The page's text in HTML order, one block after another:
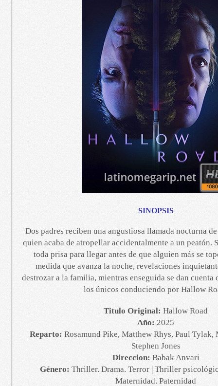
SINOPSIS
Dos padres reciben una angustiosa llamada nocturna
quien acaba de atropellar accidentalmente a un peatón.
toda prisa para llegar antes de que alguien más se
medida que avanza la noche, revelaciones
destrozar a la familia, mientras enseguida se dan cuenta
los únicos conduciendo por Hallow
Titulo Original: Hallow Road
Año: 2025
Reparto: Rosamund Pike, Matthew Rhys, Paul
Stephen Jones
Direccion: Babak Anvari
Género: Thriller. Drama. Terror | Thriller
Maternidad. Paternidad